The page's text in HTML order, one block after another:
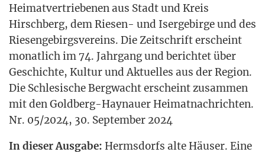
Hei­mat­ver­trie­be­nen aus Stadt und Kreis
Hirsch­berg, dem Rie­sen- und Iser­ge­bir­ge und des
Rie­sen­ge­birgs­ver­eins. Die Zeit­schrift erscheint
monat­lich im 74. Jahr­gang und berich­tet über
Geschich­te, Kul­tur und Aktu­el­les aus der Regi­on.
Die Schle­si­sche Berg­wacht erscheint zusam­men
mit den Gold­berg-Hay­nau­er Heimatnachrichten.
Nr. 05/2024, 30. Sep­tem­ber 2024
In die­ser Aus­ga­be: Herms­dorfs alte Häu­ser. Eine